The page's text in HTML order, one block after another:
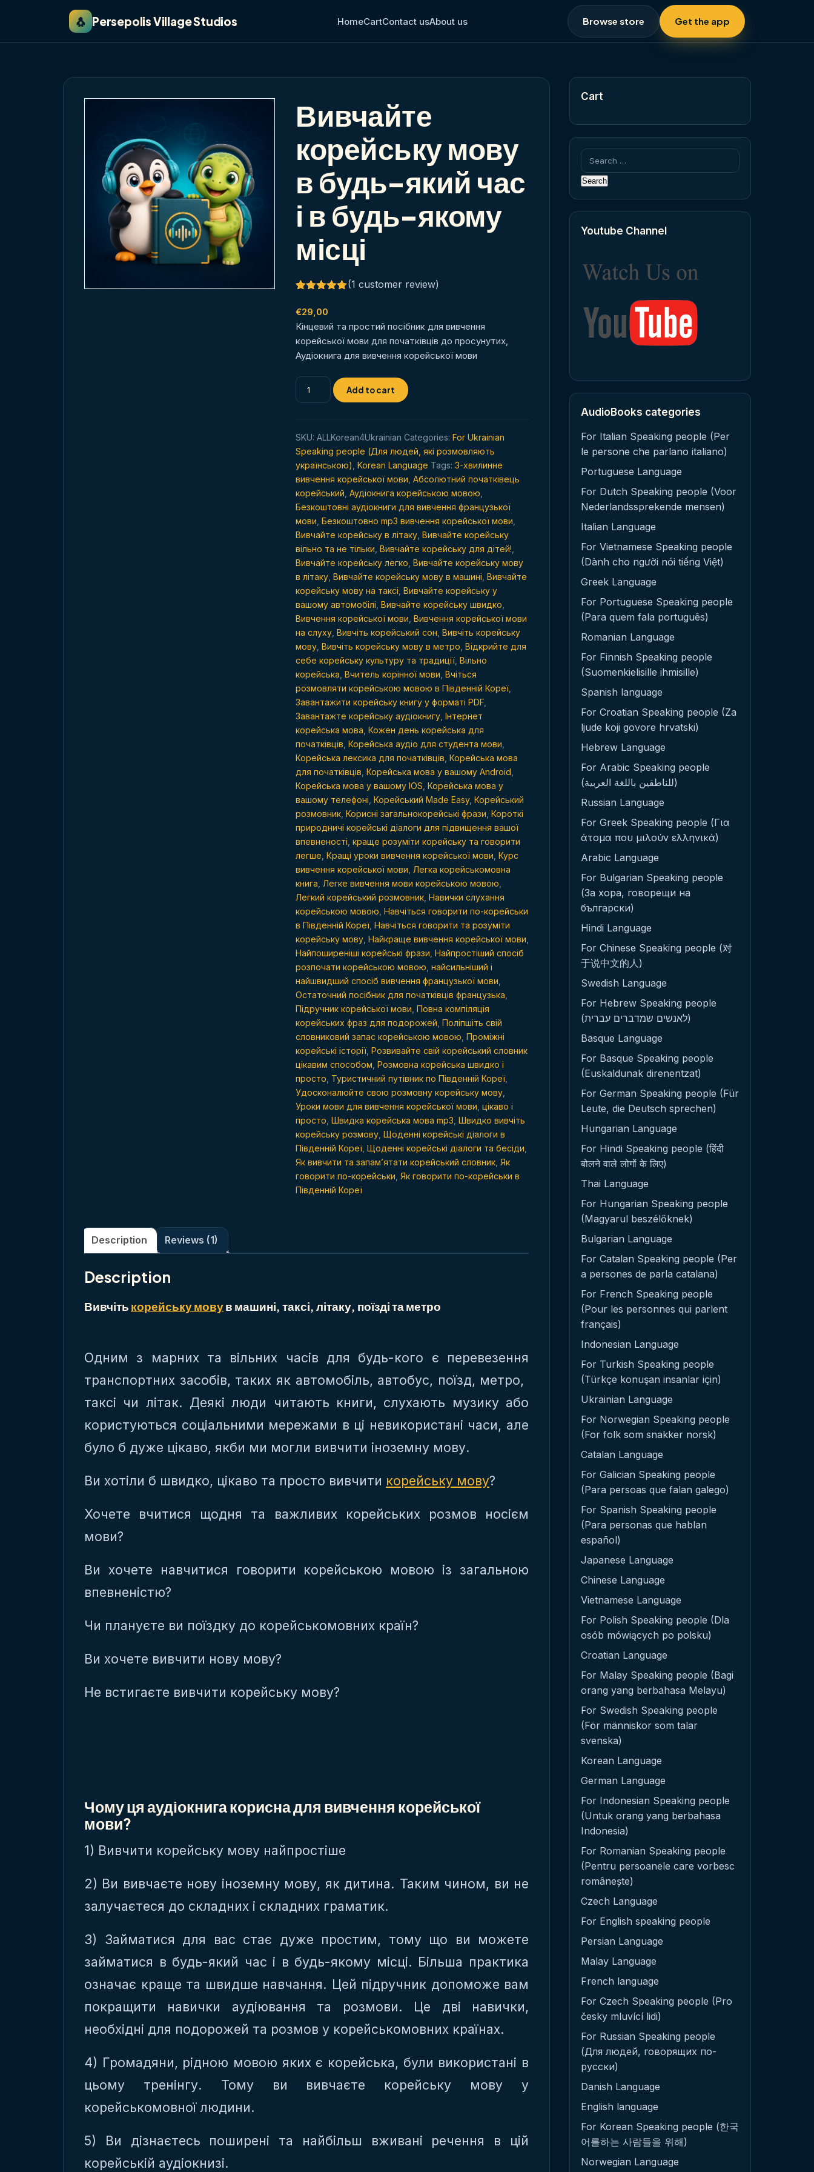
🐧 Persepolis Village Studios HomeCartContact usAbout us Browse store Get the app
Вивчайте
корейську мову
в будь-який час
і в будь-якому
місці
out of 5
based on
customer
rating
(1 customer review)
€29,00
Кінцевий та простий посібник для вивчення
корейської мови для початківців до просунутих,
Аудіокнига для вивчення корейської мови
Вивчайте
корейську
будь-
який
час
і
в
будь-
якому
місці
quantity
Add to cart
SKU: ALLKorean4Ukrainian Categories: For Ukrainian
Speaking people (Для людей, які розмовляють
українською) Korean Language Tags: 3-хвилинне
вивчення корейської мови Абсолютний початківець
корейський Аудіокнига корейською мовою
Безкоштовні аудіокниги для вивчення французької
мови Безкоштовно mp3 вивчення корейської мови
Вивчайте корейську в літаку Вивчайте корейську
вільно та не тільки Вивчайте корейську для дітей!
Вивчайте корейську легко Вивчайте корейську мову
в літаку Вивчайте корейську мову в машині Вивчайте
корейську мову на таксі Вивчайте корейську у
вашому автомобілі Вивчайте корейську швидко
Вивчення корейської мови Вивчення корейської мови
на слуху Вивчіть корейський сон Вивчіть корейську
мову Вивчіть корейську мову в метро Відкрийте для
себе корейську культуру та традиції Вільно
корейська Вчитель корінної мови Вчіться
розмовляти корейською мовою в Південній Кореї
Завантажити корейську книгу у форматі PDF
Завантажте корейську аудіокнигу Інтернет
корейська мова Кожен день корейська для
початківців Корейська аудіо для студента мови
Корейська лексика для початківців Корейська мова
для початківців Корейська мова у вашому Android
Корейська мова у вашому IOS Корейська мова у
вашому телефоні Корейський Made Easy, Корейський
розмовник Корисні загальнокорейські фрази Короткі
природничі корейські діалоги для підвищення вашої
впевненості краще розуміти корейську та говорити
легше Кращі уроки вивчення корейської мови Курс
вивчення корейської мови Легка корейськомовна
книга Легке вивчення мови корейською мовою
Легкий корейський розмовник Навички слухання
корейською мовою Навчіться говорити по-корейськи
в Південній Кореї Навчіться говорити та розуміти
корейську мову Найкраще вивчення корейської мови
Найпоширеніші корейські фрази Найпростіший спосіб
розпочати корейською мовою найсильніший і
найшвидший спосіб вивчення французької мови
Остаточний посібник для початківців французька
Підручник корейської мови Повна компіляція
корейських фраз для подорожей Поліпшіть свій
словниковий запас корейською мовою Проміжні
корейські історії Розвивайте свій корейський словник
цікавим способом Розмовна корейська швидко і
просто Туристичний путівник по Південній Кореї
Удосконалюйте свою розмовну корейську мову
Уроки мови для вивчення корейської мови цікаво і
просто Швидка корейська мова mp3 Швидко вивчіть
корейську розмову Щоденні корейські діалоги в
Південній Кореї Щоденні корейські діалоги та бесіди
Як вивчити та запам’ятати корейський словник Як
говорити по-корейськи Як говорити по-корейськи в
Південній Кореї
Description Reviews (1)
Description
Вивчіть корейську мовув машині, таксі, літаку, поїзді та метро
Одним з марних та вільних часів для будь-кого є перевезення
транспортних засобів, таких як автомобіль, автобус, поїзд, метро, ​​
таксі чи літак. Деякі люди читають книги, слухають музику або
користуються соціальними мережами в ці невикористані часи, але
було б дуже цікаво, якби ми могли вивчити іноземну мову.
Ви хотіли б швидко, цікаво та просто вивчити корейську мову?
Хочете вчитися щодня та важливих корейських розмов носієм
мови?
Ви хочете навчитися говорити корейською мовою із загальною
впевненістю?
Чи плануєте ви поїздку до корейськомовних країн?
Ви хочете вивчити нову мову?
Не встигаєте вивчити корейську мову?
Чому ця аудіокнига корисна для вивчення корейської
мови?
1) Вивчити корейську мову найпростіше
2) Ви вивчаєте нову іноземну мову, як дитина. Таким чином, ви не
залучаєтеся до складних і складних граматик.
3) Займатися для вас стає дуже простим, тому що ви можете
займатися в будь-який час і в будь-якому місці. Більша практика
означає краще та швидше навчання. Цей підручник допоможе вам
покращити навички аудіювання та розмови. Це дві навички,
необхідні для подорожей та розмов у корейськомовних країнах.
4) Громадяни, рідною мовою яких є корейська, були використані в
цьому тренінгу. Тому ви вивчаєте корейську мову у
корейськомовної людини.
5) Ви дізнаєтесь поширені та найбільш вживані речення в цій
корейській аудіокнизі.
Cart
Search
for:
Youtube Channel
AudioBooks categories
For Italian Speaking people (Per
le persone che parlano italiano)
Portuguese Language
For Dutch Speaking people (Voor
Nederlandssprekende mensen)
Italian Language
For Vietnamese Speaking people
(Dành cho người nói tiếng Việt)
Greek Language
For Portuguese Speaking people
(Para quem fala português)
Romanian Language
For Finnish Speaking people
(Suomenkielisille ihmisille)
Spanish language
For Croatian Speaking people (Za
ljude koji govore hrvatski)
Hebrew Language
For Arabic Speaking people
(للناطقين باللغة العربية)
Russian Language
For Greek Speaking people (Για
άτομα που μιλούν ελληνικά)
Arabic Language
For Bulgarian Speaking people
(За хора, говорещи на
български)
Hindi Language
For Chinese Speaking people (对
于说中文的人)
Swedish Language
For Hebrew Speaking people
(לאנשים שמדברים עברית)
Basque Language
For Basque Speaking people
(Euskaldunak direnentzat)
For German Speaking people (Für
Leute, die Deutsch sprechen)
Hungarian Language
For Hindi Speaking people (हिंदी
बोलने वाले लोगों के लिए)
Thai Language
For Hungarian Speaking people
(Magyarul beszélőknek)
Bulgarian Language
For Catalan Speaking people (Per
a persones de parla catalana)
For French Speaking people
(Pour les personnes qui parlent
français)
Indonesian Language
For Turkish Speaking people
(Türkçe konuşan insanlar için)
Ukrainian Language
For Norwegian Speaking people
(For folk som snakker norsk)
Catalan Language
For Galician Speaking people
(Para persoas que falan galego)
For Spanish Speaking people
(Para personas que hablan
español)
Japanese Language
Chinese Language
Vietnamese Language
For Polish Speaking people (Dla
osób mówiących po polsku)
Croatian Language
For Malay Speaking people (Bagi
orang yang berbahasa Melayu)
For Swedish Speaking people
(För människor som talar
svenska)
Korean Language
German Language
For Indonesian Speaking people
(Untuk orang yang berbahasa
Indonesia)
For Romanian Speaking people
(Pentru persoanele care vorbesc
românește)
Czech Language
For English speaking people
Persian Language
Malay Language
French language
For Czech Speaking people (Pro
česky mluvící lidi)
For Russian Speaking people
(Для людей, говорящих по-
русски)
Danish Language
English language
For Korean Speaking people (한국
어를하는 사람들을 위해)
Norwegian Language